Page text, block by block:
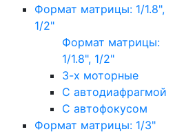
Формат матрицы: 1/1.8",
1/2"
Формат матрицы:
1/1.8", 1/2"
3-х моторные
С автодиафрагмой
С автофокусом
Формат матрицы: 1/3"